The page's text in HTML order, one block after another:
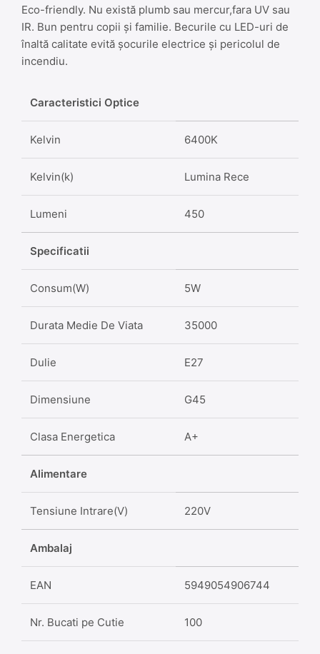
Eco-friendly. Nu există plumb sau mercur,fara UV sau
IR. Bun pentru copii și familie. Becurile cu LED-uri de
înaltă calitate evită șocurile electrice și pericolul de
incendiu.
Caracteristici Optice
Kelvin 6400K
Kelvin(k) Lumina Rece
Lumeni 450
Specificatii
Consum(W) 5W
Durata Medie De Viata 35000
Dulie E27
Dimensiune G45
Clasa Energetica A+
Alimentare
Tensiune Intrare(V) 220V
Ambalaj
EAN 5949054906744
Nr. Bucati pe Cutie 100